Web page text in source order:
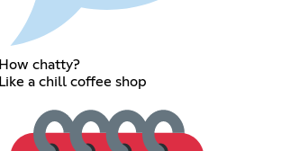
How chatty?
Like a chill coffee shop